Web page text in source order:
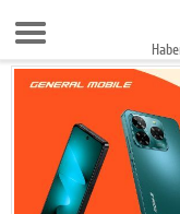
9 Ağustos 2026 14:03:16
Anasayfa
Gazeteler
Video Galeri